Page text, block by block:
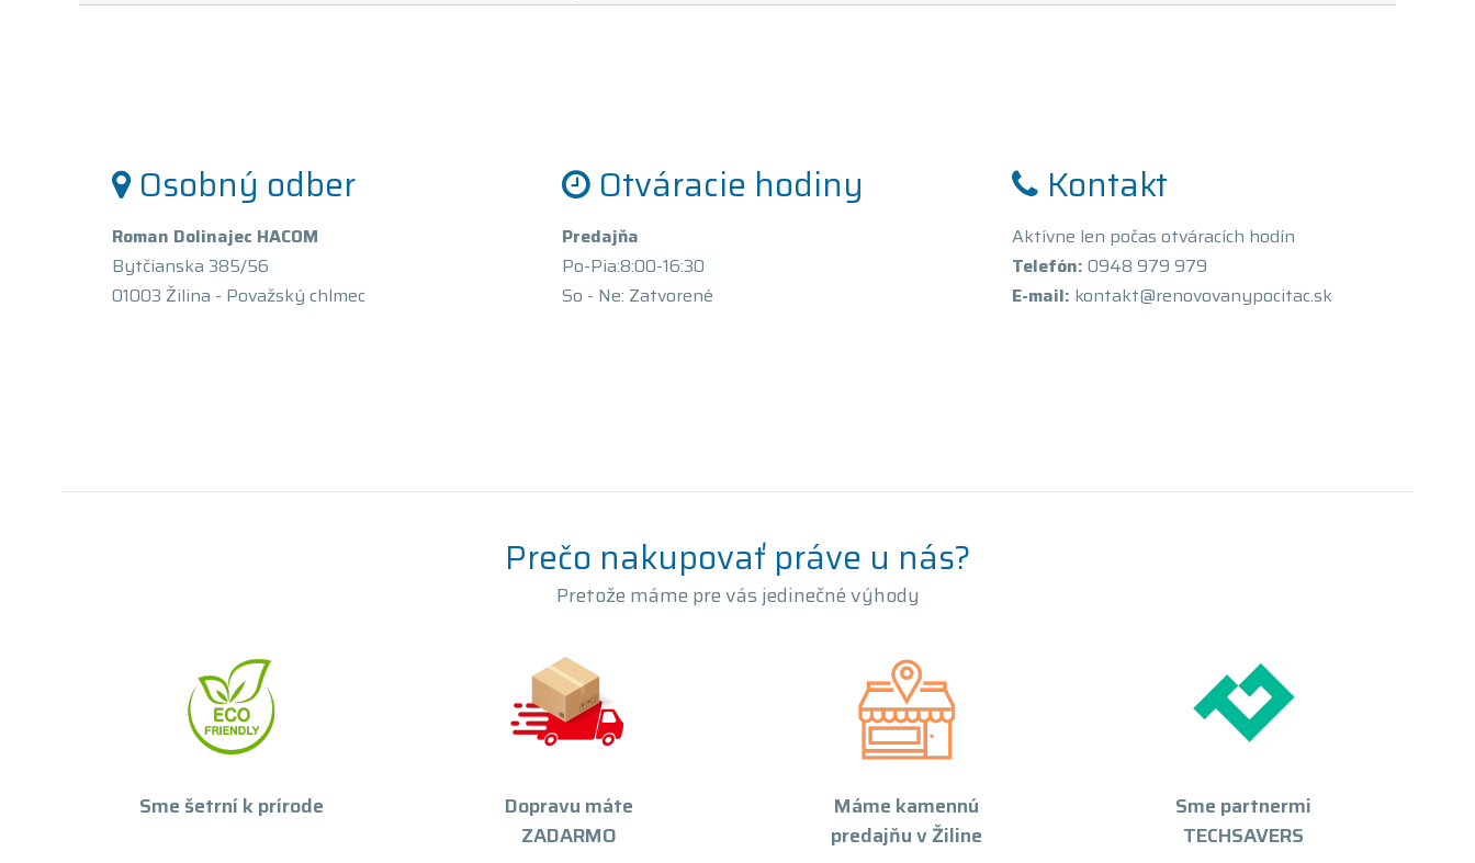
Osobný odber
Roman Dolinajec HACOM
Bytčianska 385/56
01003 Žilina - Považský chlmec
Otváracie hodiny
Predajňa
Po-Pia:8:00-16:30
So - Ne: Zatvorené
Kontakt
Aktívne len počas otváracích hodín
Telefón: 0948 979 979
E-mail: kontakt@renovovanypocitac.sk
Prečo nakupovať práve u nás?
Pretože máme pre vás jedinečné výhody
Sme šetrní k prírode
Dopravu máte
ZADARMO
Máme kamennú
predajňu v Žiline
Sme partnermi
TECHSAVERS